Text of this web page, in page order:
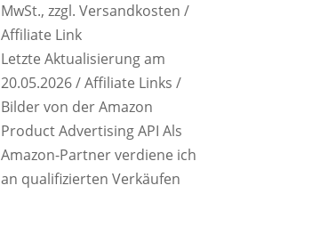
MwSt., zzgl. Versandkosten /
Affiliate Link
Letzte Aktualisierung am
20.05.2026 / Affiliate Links /
Bilder von der Amazon
Product Advertising API Als
Amazon-Partner verdiene ich
an qualifizierten Verkäufen